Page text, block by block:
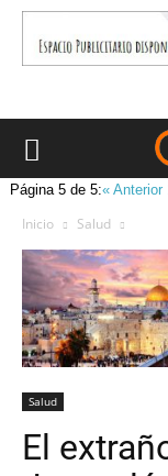
Página 5 de 5:« Anterior
Inicio Salud
Salud
El